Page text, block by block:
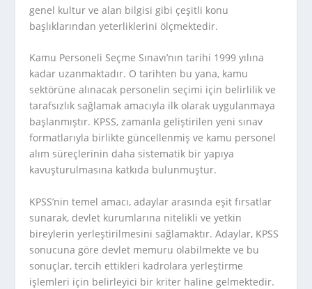
genel kultur ve alan bilgisi gibi çeşitli konu
başlıklarından yeterliklerini ölçmektedir.
Kamu Personeli Seçme Sınavı’nın tarihi 1999 yılına
kadar uzanmaktadır. O tarihten bu yana, kamu
sektörüne alınacak personelin seçimi için belirlilik ve
tarafsızlık sağlamak amacıyla ilk olarak uygulanmaya
başlanmıştır. KPSS, zamanla geliştirilen yeni sınav
formatlarıyla birlikte güncellenmiş ve kamu personel
alım süreçlerinin daha sistematik bir yapıya
kavuşturulmasına katkıda bulunmuştur.
KPSS’nin temel amacı, adaylar arasında eşit fırsatlar
sunarak, devlet kurumlarına nitelikli ve yetkin
bireylerin yerleştirilmesini sağlamaktır. Adaylar, KPSS
sonucuna göre devlet memuru olabilmekte ve bu
sonuçlar, tercih ettikleri kadrolara yerleştirme
işlemleri için belirleyici bir kriter haline gelmektedir.